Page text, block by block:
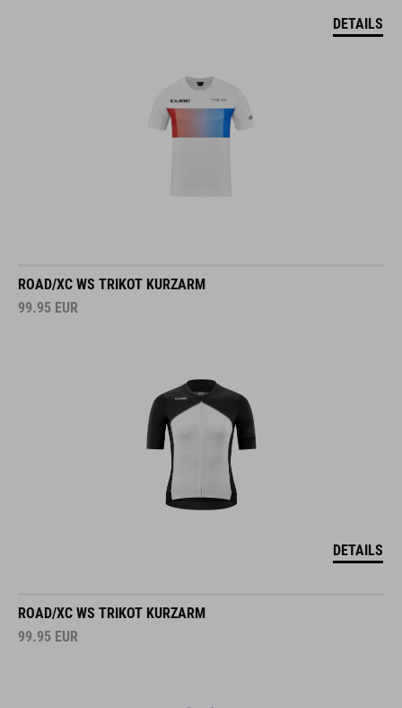
DETAILS
ROAD/XC WS TRIKOT KURZARM
99.95 EUR
DETAILS
ROAD/XC WS TRIKOT KURZARM
99.95 EUR